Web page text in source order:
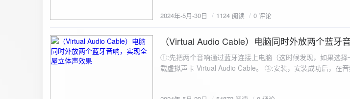
2024年-5月-30日 1124 阅读 0 评论
2024-5-29
（Virtual Audio Cable）电脑同时外放两个蓝牙
①:先把两个音响通过蓝牙连接上电脑（这时候发现，如果选
载虚拟声卡 Virtual Audio Cable。 ③:安装，安装成功后，在音频输